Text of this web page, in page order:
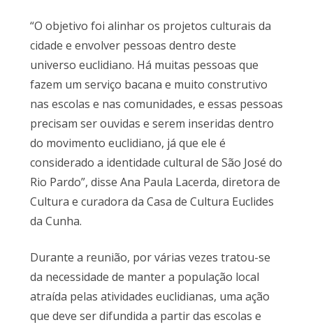
“O objetivo foi alinhar os projetos culturais da
cidade e envolver pessoas dentro deste
universo euclidiano. Há muitas pessoas que
fazem um serviço bacana e muito construtivo
nas escolas e nas comunidades, e essas pessoas
precisam ser ouvidas e serem inseridas dentro
do movimento euclidiano, já que ele é
considerado a identidade cultural de São José do
Rio Pardo”, disse Ana Paula Lacerda, diretora de
Cultura e curadora da Casa de Cultura Euclides
da Cunha.
Durante a reunião, por várias vezes tratou-se
da necessidade de manter a população local
atraída pelas atividades euclidianas, uma ação
que deve ser difundida a partir das escolas e